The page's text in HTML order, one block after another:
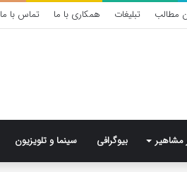
مطالب تبلیغات همکاری با ما تماس با ما
مشاهیر بیوگرافی سینما و تلویزیون